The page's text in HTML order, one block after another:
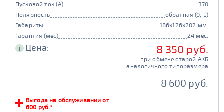
Пусковой ток (А)
370
Полярность
обратная (0, L)
Габариты
186x126x202 мм.
Гарантия (мес)
24 мес.
i Цена: 8 350 руб.
при обмене старой АКБ
аналогичного типоразмера
8 600 руб.
Выгода на обслуживании от
600 руб.*